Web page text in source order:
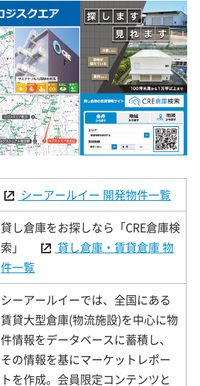
シーアールイー 開発物件一覧
貸し倉庫をお探しなら「CRE倉庫検
索」
貸し倉庫・賃貸倉庫 物
件一覧
シーアールイーでは、全国にある
賃貸大型倉庫(物流施設)を中心に物
件情報をデータベースに蓄積し、
その情報を基にマーケットレポー
トを作成。会員限定コンテンツと